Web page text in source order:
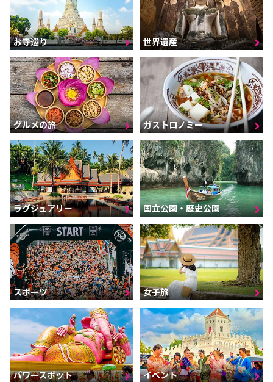
お寺巡り 世界遺産
グルメの旅 ガストロノミー
ラグジュアリー 国立公園・歴史公園
スポーツ 女子旅
パワースポット イベント